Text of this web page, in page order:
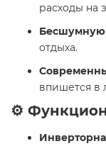
расходы на
Бесшумную
отдыха.
впишется в
⚙️